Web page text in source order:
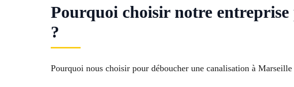
Pourquoi choisir notre
?
Pourquoi nous choisir pour déboucher une canalisation à